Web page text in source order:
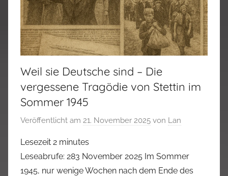
Weil sie Deutsche sind – Die
vergessene Tragödie von Stettin im
Sommer 1945
Veröffentlicht am 21. November 2025 von Lan
Lesezeit 2 minutes
Leseabrufe: 283 November 2025 Im Sommer
1945, nur wenige Wochen nach dem Ende des